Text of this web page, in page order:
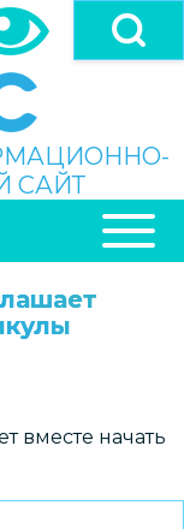
САЙТ
вместе начать